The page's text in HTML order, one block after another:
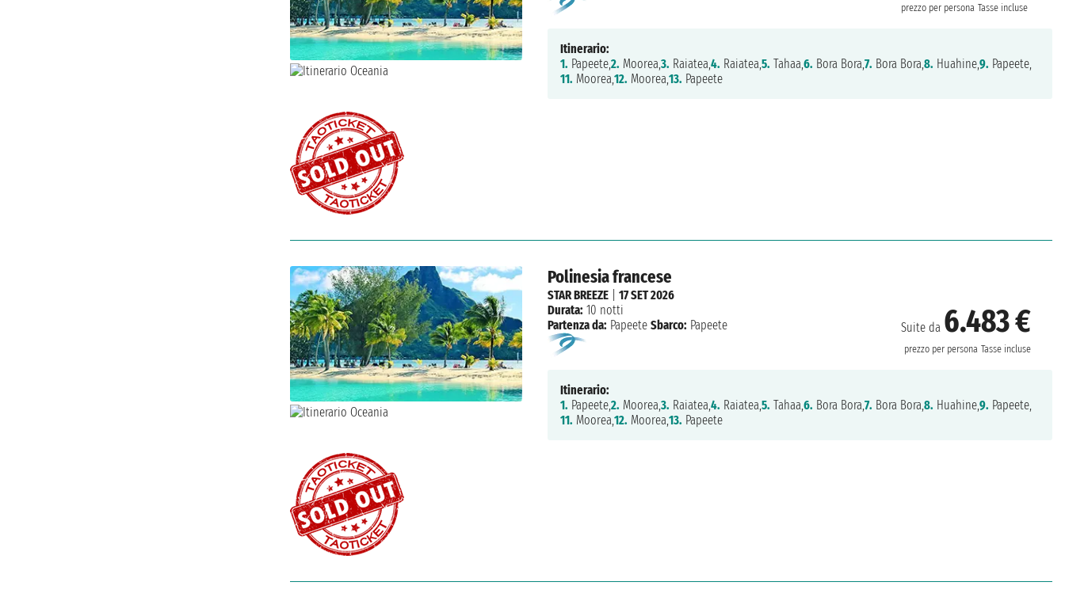
prezzo per persona Tasse incluse
Itinerario:
1. Papeete,2. Moorea,3. Raiatea,4. Raiatea,5. Tahaa,6. Bora Bora,7. Bora Bora,8. Huahine,9. Papeete,
11. Moorea,12. Moorea,13. Papeete
Polinesia francese
Suite da 6.483 €
prezzo per persona Tasse incluse
STAR BREEZE| 17 SET 2026
Durata: 10 notti
Partenza da: Papeete Sbarco: Papeete
Itinerario:
1. Papeete,2. Moorea,3. Raiatea,4. Raiatea,5. Tahaa,6. Bora Bora,7. Bora Bora,8. Huahine,9. Papeete,
11. Moorea,12. Moorea,13. Papeete